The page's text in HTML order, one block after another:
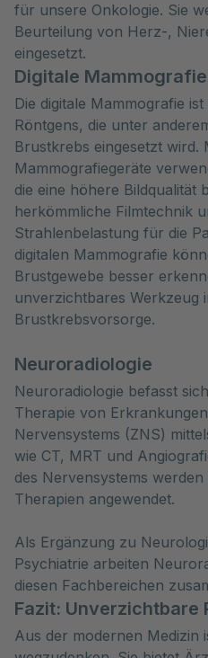
für unsere Onkologie. Sie
Beurteilung von Herz-,
eingesetzt.
Digitale Mammografie
Die digitale Mammografie
Röntgens, die unter
Brustkrebs eingesetzt wird.
Mammografiegeräte
die eine höhere Bildqualität
herkömmliche Filmtechnik
Strahlenbelastung für die
digitalen Mammografie
Brustgewebe besser
unverzichtbares Werkzeug
Brustkrebsvorsorge.
Neuroradiologie
Neuroradiologie befasst
Therapie von
Nervensystems (ZNS)
wie CT, MRT und
des Nervensystems
Therapien angewendet.
Als Ergänzung zu
Psychiatrie arbeiten
diesen Fachbereichen
Fazit: Unverzichtbare
Aus der modernen Medizin